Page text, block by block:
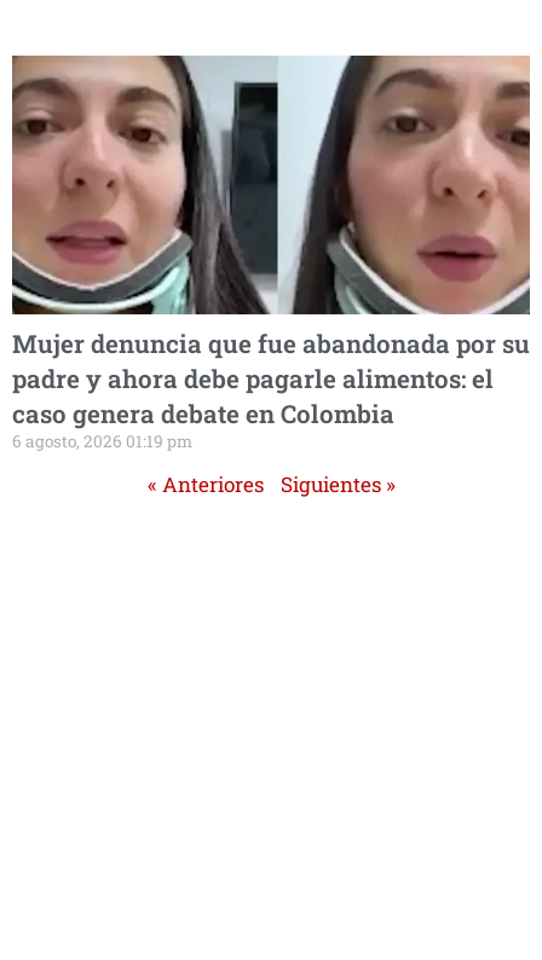
Mujer denuncia que fue abandonada por su
padre y ahora debe pagarle alimentos: el
caso genera debate en Colombia
6 agosto, 2026 01:19 pm
« Anteriores Siguientes »